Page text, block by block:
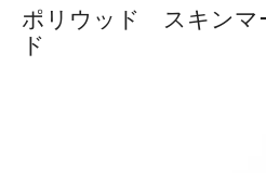
ポリウッド スキン
ド